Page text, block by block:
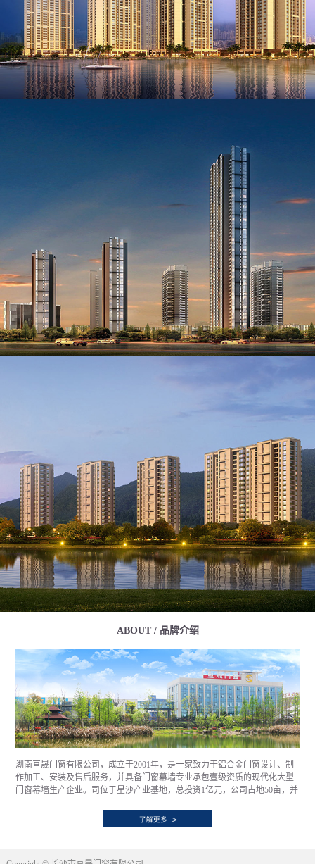
ABOUT / 品牌介绍
湖南亘晟门窗有限公司，成立于2001年，是一家致力于铝合金门窗设计、制
作加工、安装及售后服务，并具备门窗幕墙专业承包壹级资质的现代化大型
门窗幕墙生产企业。司位于星沙产业基地，总投资1亿元，公司占地50亩，并
产能力。通过优质的产品、诚信的作风、创新的技术、严谨的质量管理和以
客户为向导的服务理念，已经和全国顶级房产企业，如万科、中海、融创、